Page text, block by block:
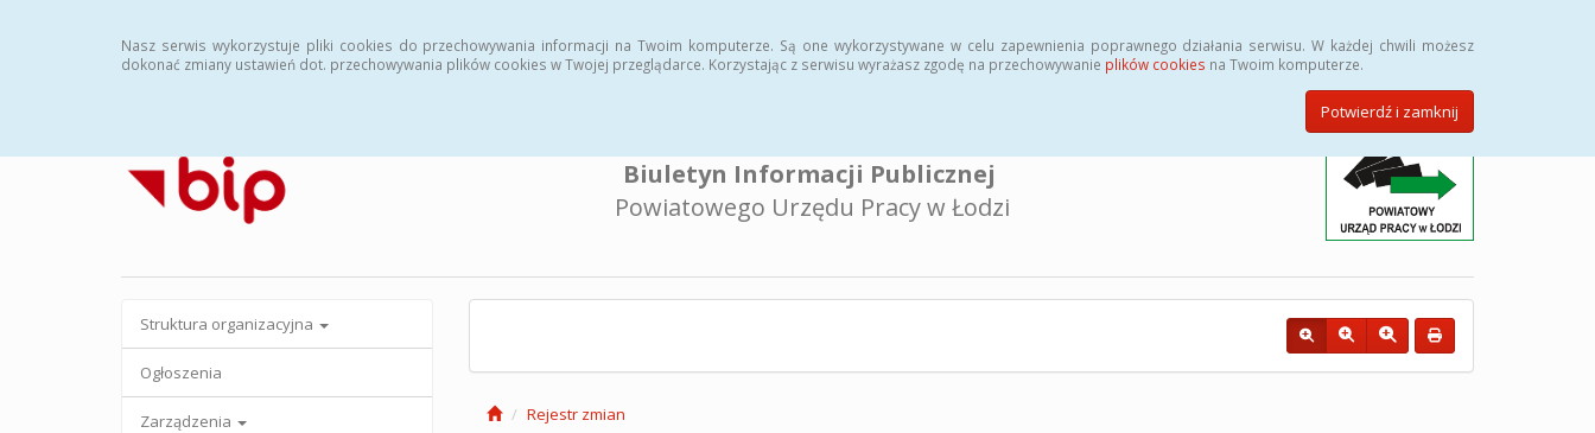
Nasz serwis wykorzystuje pliki cookies do przechowywania informacji na Twoim komputerze. Są one wykorzystywane w celu zapewnienia poprawnego działania serwisu. W każdej chwili możesz
dokonać zmiany ustawień dot. przechowywania plików cookies w Twojej przeglądarce. Korzystając z serwisu wyrażasz zgodę na przechowywanie plików cookies na Twoim komputerze.
Potwierdź i zamknij
Biuletyn Informacji Publicznej
Powiatowego Urzędu Pracy w Łodzi
Struktura organizacyjna
Ogłoszenia
Zarządzenia Rejestr zmian